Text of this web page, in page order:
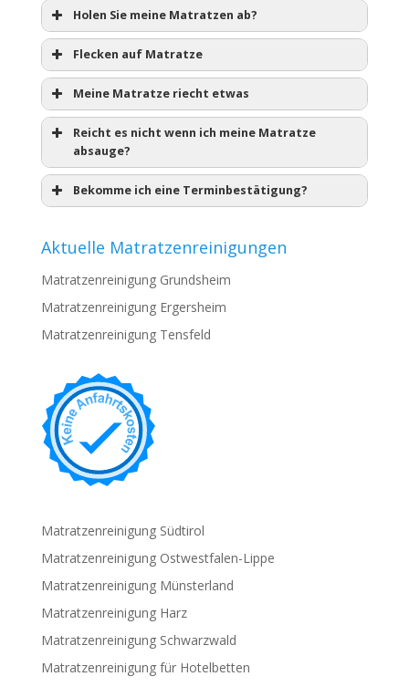
Holen Sie meine Matratzen ab?
Flecken auf Matratze
Meine Matratze riecht etwas
Reicht es nicht wenn ich meine Matratze
absauge?
Bekomme ich eine Terminbestätigung?
Aktuelle Matratzenreinigungen
Matratzenreinigung Grundsheim
Matratzenreinigung Ergersheim
Matratzenreinigung Tensfeld
Matratzenreinigung Südtirol
Matratzenreinigung Ostwestfalen-Lippe
Matratzenreinigung Münsterland
Matratzenreinigung Harz
Matratzenreinigung Schwarzwald
Matratzenreinigung für Hotelbetten